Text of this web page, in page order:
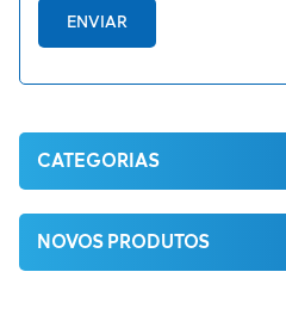
ENVIAR
CATEGORIAS
NOVOS PRODUTOS